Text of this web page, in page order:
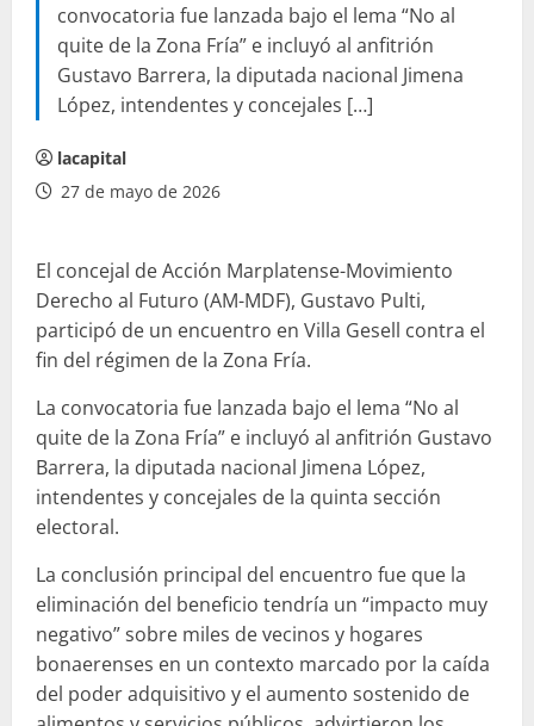
convocatoria fue lanzada bajo el lema “No al
quite de la Zona Fría” e incluyó al anfitrión
Gustavo Barrera, la diputada nacional Jimena
López, intendentes y concejales […]
lacapital
27 de mayo de 2026
El concejal de Acción Marplatense-Movimiento
Derecho al Futuro (AM-MDF), Gustavo Pulti,
participó de un encuentro en Villa Gesell contra el
fin del régimen de la Zona Fría.
La convocatoria fue lanzada bajo el lema “No al
quite de la Zona Fría” e incluyó al anfitrión Gustavo
Barrera, la diputada nacional Jimena López,
intendentes y concejales de la quinta sección
electoral.
La conclusión principal del encuentro fue que la
eliminación del beneficio tendría un “impacto muy
negativo” sobre miles de vecinos y hogares
bonaerenses en un contexto marcado por la caída
del poder adquisitivo y el aumento sostenido de